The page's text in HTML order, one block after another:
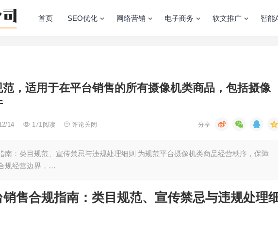
首页 SEO优化 网络营销 电子商务 软文推广 智能
，适用于在平台销售的所有摄像机类商品，包括摄像
14 171阅读 评论关闭
南：类目规范、宣传禁忌与违规处理细则 为规范平台摄像机类商品经营秩序，保障
规经营边界，…
售合规指南：类目规范、宣传禁忌与违规处理